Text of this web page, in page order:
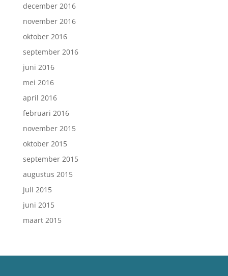
december 2016
november 2016
oktober 2016
september 2016
juni 2016
mei 2016
april 2016
februari 2016
november 2015
oktober 2015
september 2015
augustus 2015
juli 2015
juni 2015
maart 2015